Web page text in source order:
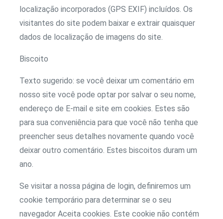
localização incorporados (GPS EXIF) incluídos. Os
visitantes do site podem baixar e extrair quaisquer
dados de localização de imagens do site.
Biscoito
Texto sugerido: se você deixar um comentário em
nosso site você pode optar por salvar o seu nome,
endereço de E-mail e site em cookies. Estes são
para sua conveniência para que você não tenha que
preencher seus detalhes novamente quando você
deixar outro comentário. Estes biscoitos duram um
ano.
Se visitar a nossa página de login, definiremos um
cookie temporário para determinar se o seu
navegador Aceita cookies. Este cookie não contém